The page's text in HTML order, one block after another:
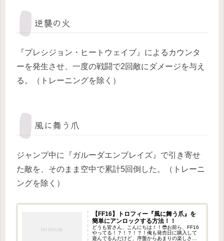
逆襲の火
『プレシジョン・ヒートウェイブ』によるカウンタ
ーを発生させ、一度の戦闘で2回敵にダメージを与え
る。（トレーニングを除く）
風に舞う爪
ジャンプ中に『ガルーダエンブレイズ』で引き寄せ
た敵を、そのまま空中で累計5回倒した。（トレーニ
ングを除く）
【FF16】トロフィー『風に舞う爪』を
簡単にアンロックする方法！！
どうも皆さん、こんにちは！！😎お前ら、FF16
やってる！？！？！？！俺も発売日に購入して
遊んでるんだけど、序盤からあまりの楽しさに